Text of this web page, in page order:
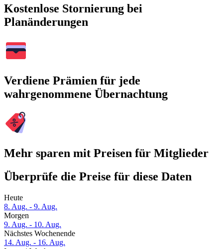
Kostenlose Stornierung bei
Planänderungen
Verdiene Prämien für jede
wahrgenommene Übernachtung
Mehr sparen mit Preisen für Mitglieder
Überprüfe die Preise für diese Daten
Heute
8. Aug. - 9. Aug.
Morgen
9. Aug. - 10. Aug.
Nächstes Wochenende
14. Aug. - 16. Aug.